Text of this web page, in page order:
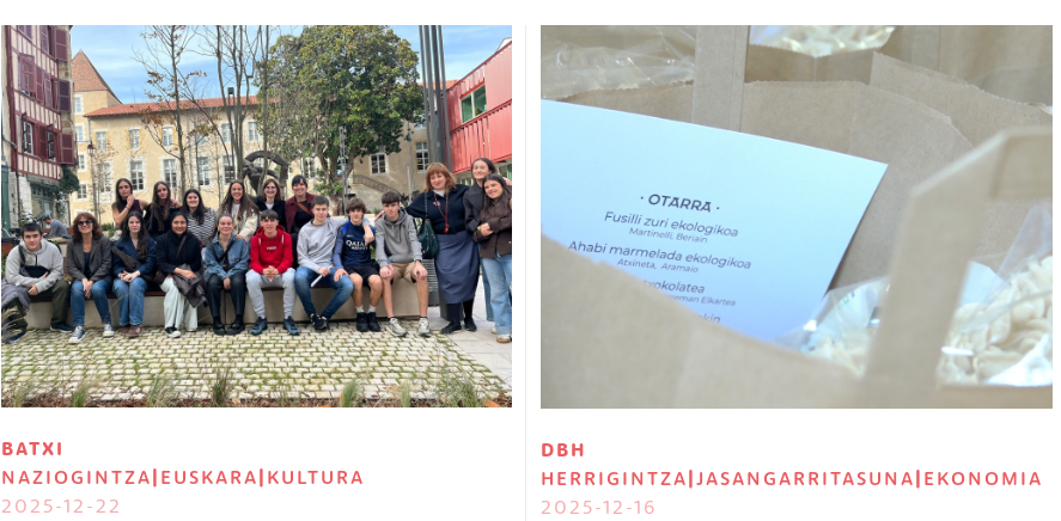
Irudia
BATXI
NAZIOGINTZA
EUSKARA
KULTURA
2025-12-22
Irudia
DBH
HERRIGINTZA JASANGARRITASUNA
EKONOMIA
2025-12-16